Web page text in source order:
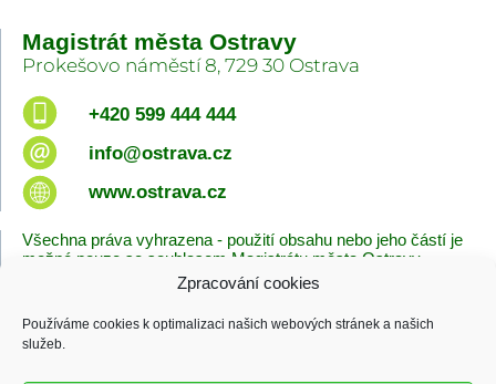
Zpracování cookies
Používáme cookies k optimalizaci našich webových stránek a našich
služeb.
Magistrát města Ostravy
Prokešovo náměstí 8, 729 30 Ostrava
+420 599 444 444
info@ostrava.cz
www.ostrava.cz
Všechna práva vyhrazena - použití obsahu nebo jeho částí je
možné pouze se souhlasem Magistrátu města Ostravy.
Zásady cookies
Poslední změna